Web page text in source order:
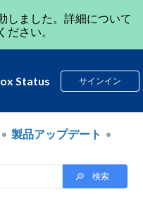
しました。詳細について
ださい。
Status サインイン
製品アップデート